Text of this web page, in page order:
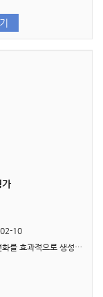
10
"사회복지사는 클라이언트 욕구 및 사회문제의 긍정적 변화를 효과적으로 생성하기 위해서 어떠한 활동들을 묶어 낼지 끊임없이 사유한다. 프로그램 개발과 평가는 사회복지사 사유가 과학성..